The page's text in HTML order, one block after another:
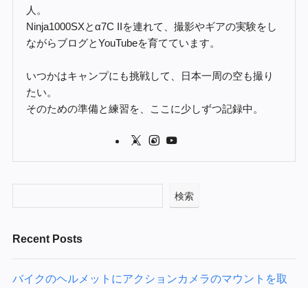
人。
Ninja1000SXとα7C IIを連れて、撮影やギアの実験をし
ながらブログとYouTubeを育てています。
いつかはキャンプにも挑戦して、日本一周の空も撮り
たい。
そのための準備と練習を、ここに少しずつ記録中。
検索
Recent Posts
バイクのヘルメットにアクションカメラのマウントを取